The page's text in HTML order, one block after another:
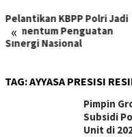
«
Pelantikan KBPP Polri Jadi
Momentum Penguatan
Sinergi Nasional
TAG:AYYASA PRESISI
Pimpin
Subsidi
Unit di